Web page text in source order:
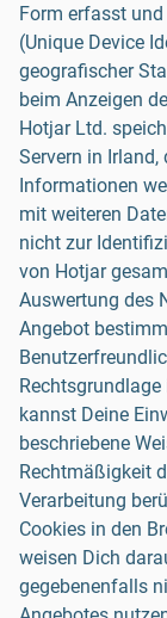
Form erfasst
(Unique Device
geografischer
beim Anzeigen
Hotjar Ltd.
Servern in
Informationen
mit weiteren
nicht zur
von Hotjar
Auswertung des
Angebot
Rechtsgrundlage
kannst Deine
beschriebene
Rechtmäßigkeit
Verarbeitung
Cookies in den
weisen Dich
gegebenenfalls